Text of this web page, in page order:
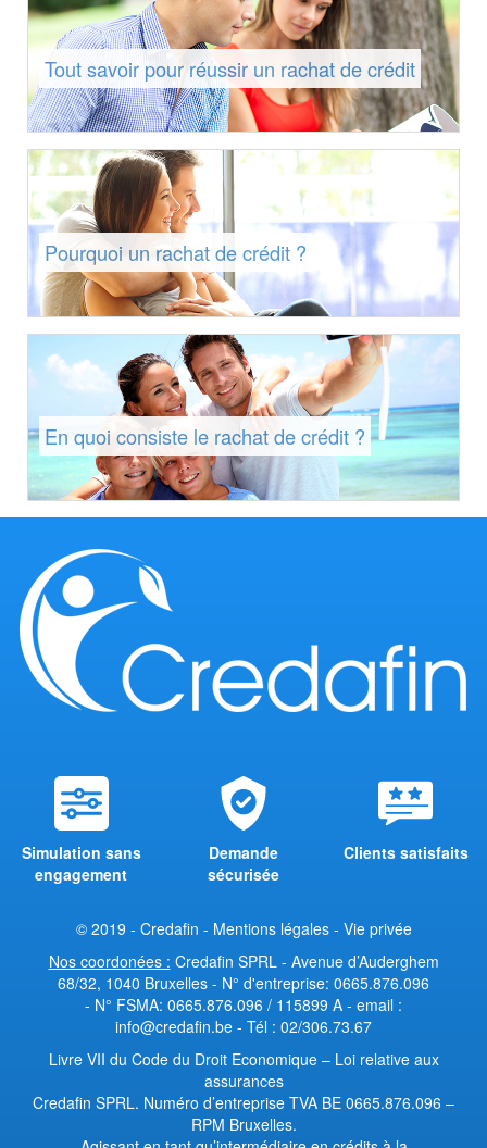
Tout savoir pour réussir un rachat de crédit
Pourquoi un rachat de crédit ?
En quoi consiste le rachat de crédit ?
Simulation sans
engagement
Demande
sécurisée
Clients satisfaits
© 2019 - Credafin - Mentions légales- Vie privée
Nos coordonées : Credafin SPRL - Avenue d’Auderghem
68/32, 1040 Bruxelles - N° d'entreprise: 0665.876.096
- N° FSMA: 0665.876.096 / 115899 A - email :
info@credafin.be - Tél : 02/306.73.67
Livre VII du Code du Droit Economique – Loi relative aux
assurances
Credafin SPRL. Numéro d’entreprise TVA BE 0665.876.096 –
RPM Bruxelles.